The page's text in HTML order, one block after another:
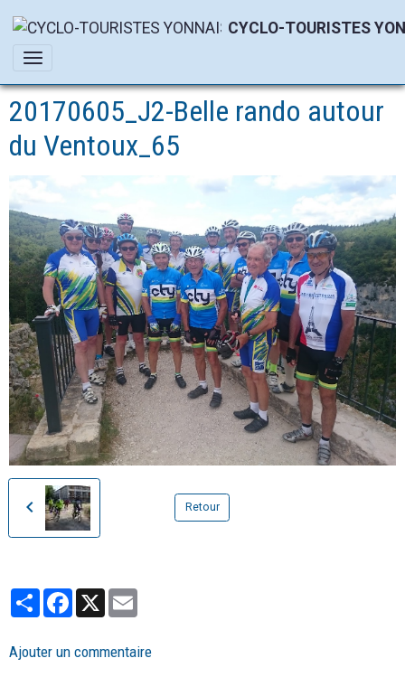
CYCLO-TOURISTES
20170605_J2-Belle rando autour
du Ventoux_65
Retour
PartagerFacebook
X
Ajouter un commentaire